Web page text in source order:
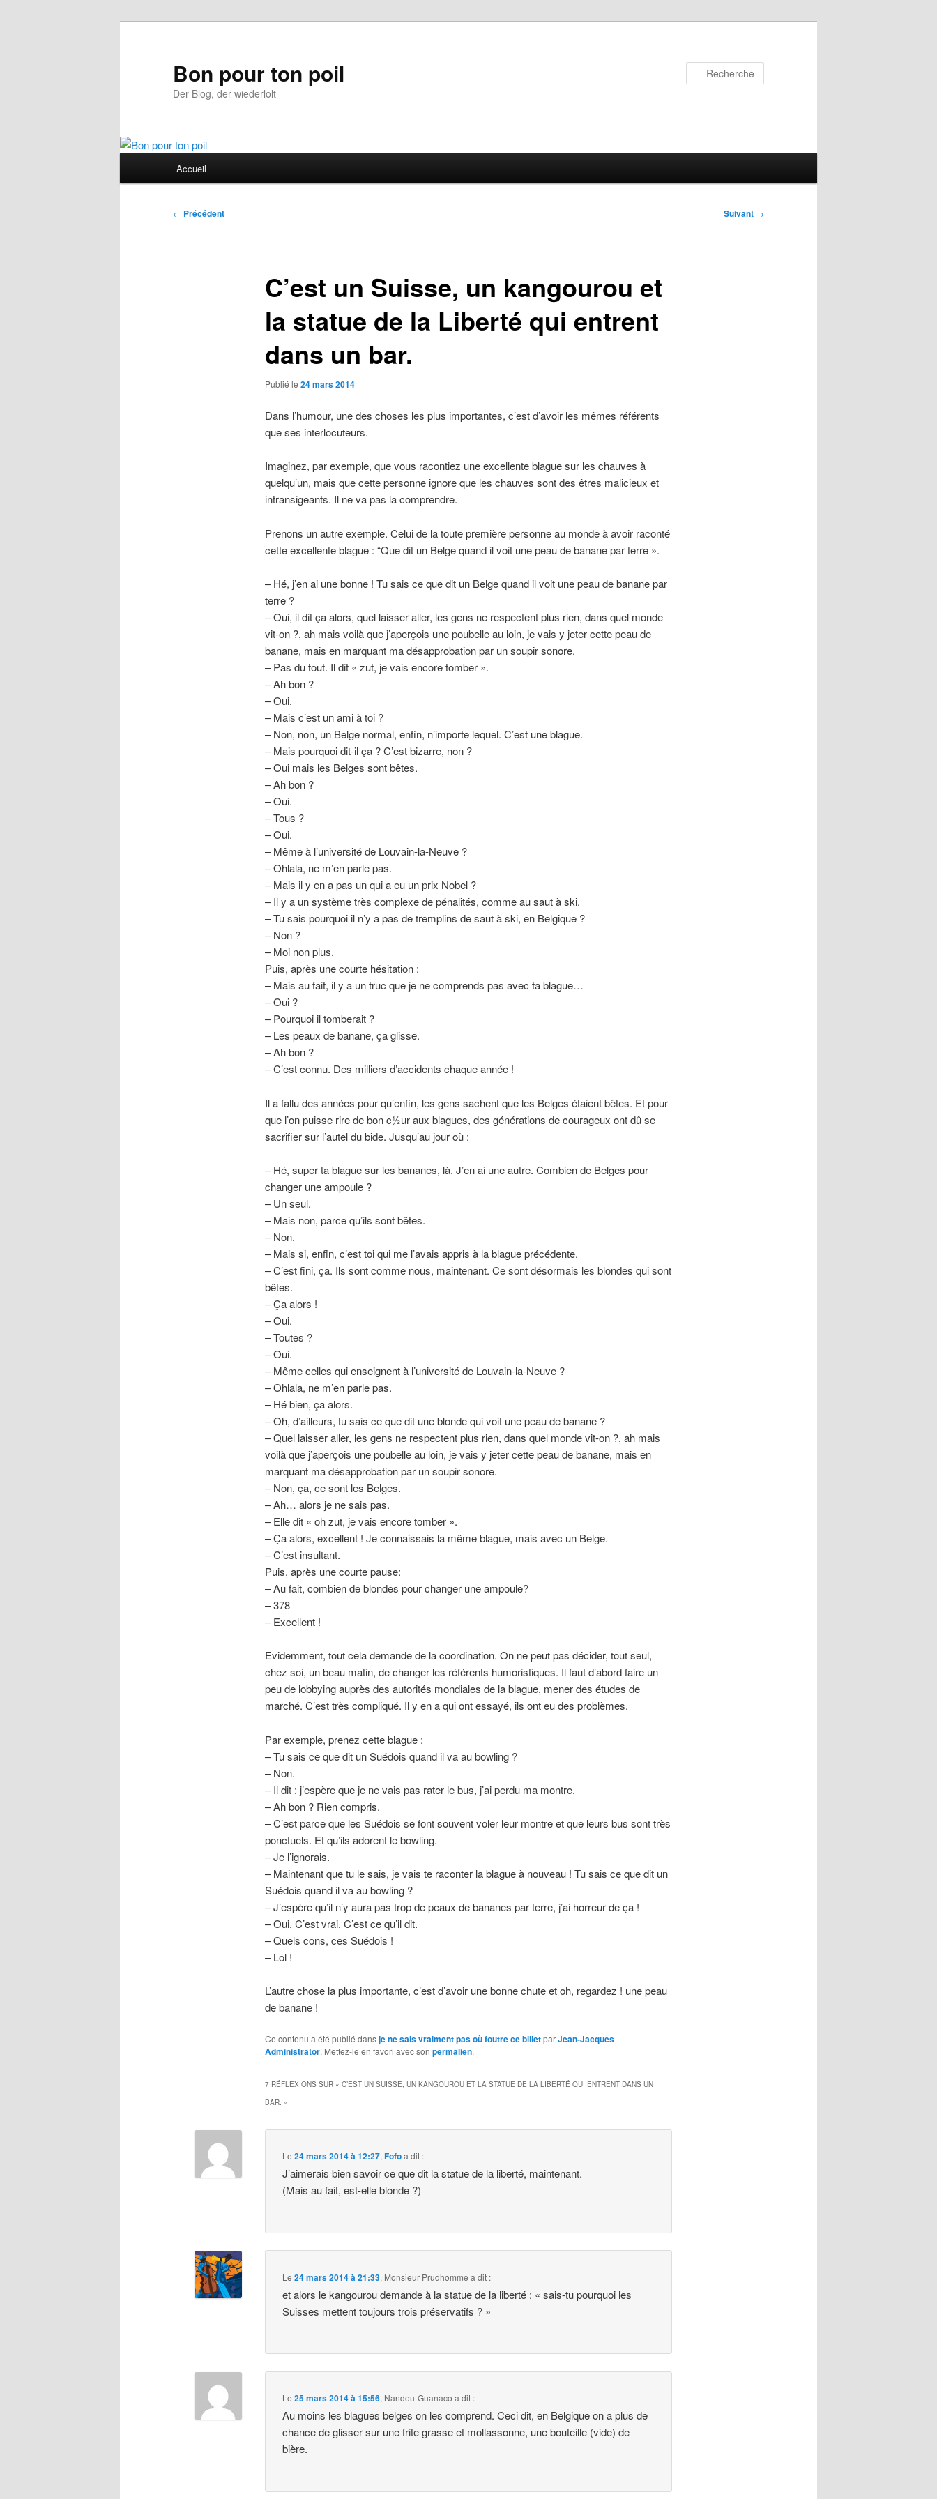
Bon pour ton poil
Der Blog, der wiederlolt
Accueil
Navigation
← Précédent Suivant →
C’est un Suisse, un kangourou et
la statue de la Liberté qui entrent
dans un bar.
Publié le 24 mars 2014
Dans l’humour, une des choses les plus importantes, c’est d’avoir les mêmes référents
que ses interlocuteurs.
Imaginez, par exemple, que vous racontiez une excellente blague sur les chauves à
quelqu’un, mais que cette personne ignore que les chauves sont des êtres malicieux et
intransigeants. Il ne va pas la comprendre.
Prenons un autre exemple. Celui de la toute première personne au monde à avoir raconté
cette excellente blague : “Que dit un Belge quand il voit une peau de banane par terre ».
– Hé, j’en ai une bonne ! Tu sais ce que dit un Belge quand il voit une peau de banane par
terre ?
– Oui, il dit ça alors, quel laisser aller, les gens ne respectent plus rien, dans quel monde
vit-on ?, ah mais voilà que j’aperçois une poubelle au loin, je vais y jeter cette peau de
banane, mais en marquant ma désapprobation par un soupir sonore.
– Pas du tout. Il dit « zut, je vais encore tomber ».
– Ah bon ?
– Oui.
– Mais c’est un ami à toi ?
– Non, non, un Belge normal, enfin, n’importe lequel. C’est une blague.
– Mais pourquoi dit-il ça ? C’est bizarre, non ?
– Oui mais les Belges sont bêtes.
– Ah bon ?
– Oui.
– Tous ?
– Oui.
– Même à l’université de Louvain-la-Neuve ?
– Ohlala, ne m’en parle pas.
– Mais il y en a pas un qui a eu un prix Nobel ?
– Il y a un système très complexe de pénalités, comme au saut à ski.
– Tu sais pourquoi il n’y a pas de tremplins de saut à ski, en Belgique ?
– Non ?
– Moi non plus.
Puis, après une courte hésitation :
– Mais au fait, il y a un truc que je ne comprends pas avec ta blague…
– Oui ?
– Pourquoi il tomberait ?
– Les peaux de banane, ça glisse.
– Ah bon ?
– C’est connu. Des milliers d’accidents chaque année !
Il a fallu des années pour qu’enfin, les gens sachent que les Belges étaient bêtes. Et pour
que l’on puisse rire de bon c½ur aux blagues, des générations de courageux ont dû se
sacrifier sur l’autel du bide. Jusqu’au jour où :
– Hé, super ta blague sur les bananes, là. J’en ai une autre. Combien de Belges pour
changer une ampoule ?
– Un seul.
– Mais non, parce qu’ils sont bêtes.
– Non.
– Mais si, enfin, c’est toi qui me l’avais appris à la blague précédente.
– C’est fini, ça. Ils sont comme nous, maintenant. Ce sont désormais les blondes qui sont
bêtes.
– Ça alors !
– Oui.
– Toutes ?
– Oui.
– Même celles qui enseignent à l’université de Louvain-la-Neuve ?
– Ohlala, ne m’en parle pas.
– Hé bien, ça alors.
– Oh, d’ailleurs, tu sais ce que dit une blonde qui voit une peau de banane ?
– Quel laisser aller, les gens ne respectent plus rien, dans quel monde vit-on ?, ah mais
voilà que j’aperçois une poubelle au loin, je vais y jeter cette peau de banane, mais en
marquant ma désapprobation par un soupir sonore.
– Non, ça, ce sont les Belges.
– Ah… alors je ne sais pas.
– Elle dit « oh zut, je vais encore tomber ».
– Ça alors, excellent ! Je connaissais la même blague, mais avec un Belge.
– C’est insultant.
Puis, après une courte pause:
– Au fait, combien de blondes pour changer une ampoule?
– 378
– Excellent !
Evidemment, tout cela demande de la coordination. On ne peut pas décider, tout seul,
chez soi, un beau matin, de changer les référents humoristiques. Il faut d’abord faire un
peu de lobbying auprès des autorités mondiales de la blague, mener des études de
marché. C’est très compliqué. Il y en a qui ont essayé, ils ont eu des problèmes.
Par exemple, prenez cette blague :
– Tu sais ce que dit un Suédois quand il va au bowling ?
– Non.
– Il dit : j’espère que je ne vais pas rater le bus, j’ai perdu ma montre.
– Ah bon ? Rien compris.
– C’est parce que les Suédois se font souvent voler leur montre et que leurs bus sont très
ponctuels. Et qu’ils adorent le bowling.
– Je l’ignorais.
– Maintenant que tu le sais, je vais te raconter la blague à nouveau ! Tu sais ce que dit un
Suédois quand il va au bowling ?
– J’espère qu’il n’y aura pas trop de peaux de bananes par terre, j’ai horreur de ça !
– Oui. C’est vrai. C’est ce qu’il dit.
– Quels cons, ces Suédois !
– Lol !
L’autre chose la plus importante, c’est d’avoir une bonne chute et oh, regardez ! une peau
de banane !
Ce contenu a été publié dansje ne sais vraiment pas où foutre ce billetparJean-Jacques
Administrator. Mettez-le en favori avec son permalien.
7 RÉFLEXIONS SUR « C’EST UN SUISSE, UN KANGOUROU ET LA STATUE DE LA LIBERTÉ QUI ENTRENT DANS UN
BAR. »
Le24 mars 2014 à 12:27,Fofoa dit :
J’aimerais bien savoir ce que dit la statue de la liberté, maintenant.
(Mais au fait, est-elle blonde ?)
Le24 mars 2014 à 21:33, Monsieur Prudhomme a dit :
et alors le kangourou demande à la statue de la liberté : « sais-tu pourquoi les
Suisses mettent toujours trois préservatifs ? »
Le25 mars 2014 à 15:56, Nandou-Guanaco a dit :
Au moins les blagues belges on les comprend. Ceci dit, en Belgique on a plus de
chance de glisser sur une frite grasse et mollassonne, une bouteille (vide) de
bière.